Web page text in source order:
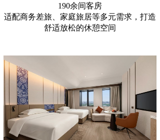
190余间客房
适配商务差旅、家庭旅居等多元需求，打造
舒适放松的休憩空间